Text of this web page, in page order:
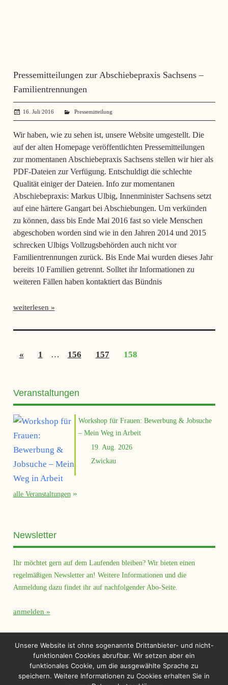
Pressemitteilungen zur Abschiebepraxis Sachsens –
Familientrennungen
16. Juli 2016 administrator
Pressemitteilung
Wir haben, wie zu sehen ist, unsere Website umgestellt. Die
auf der alten Homepage veröffentlichten Pressemitteilungen
zur momentanen Abschiebepraxis Sachsens stellen wir hier als
PDF-Dateien zur Verfügung. Entschuldigt die schlechte
Qualität einiger der Dateien. Info zur momentanen
Abschiebepraxis: Markus Ulbig, Innenminister Sachsens setzt
auf eine härtere Gangart bei Abschiebungen. Um verkünden
zu können, dass bis Ende Mai 2016 fast so viele Menschen
abgeschoben worden sind wie in den Jahren 2014 und 2015
schrecken Ulbigs Vollzugsbehörden auch nicht vor
Familientrennungen zurück. Bis Ende Mai wurden dieses Jahr
bereits 10 Familien getrennt. Solltet ihr Informationen zu
weiteren Fällen haben kontaktiert das Bündnis
weiterlesen
Seitennummerierung
«Vorherige
1 … 156 157 158
Veranstaltungen
Workshop für Frauen: Bewerbung & Jobsuche
– Mein Weg in Arbeit
19. Aug. 2026
Zwickau
alle Veranstaltungen
Newsletter
Ihr möchtet gern auf dem Laufenden bleiben? Wir bieten einen
regelmäßigen Newsletter an! Weitere Informationen und die
Anmeldung dazu findet ihr auf nachfolgender Abo-Seite.
anmelden
Unsere Website ist ohne sogenannte Drittanbieter- und nicht-
funktionalen Cookies abrufbar. Wir setzen aber ein
funktionales Cookie, um die ausgewählte Sprache zu
speichern. Weitere Informationen zu Cookies erhalten Sie in